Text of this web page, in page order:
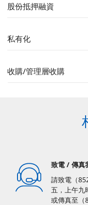
股份抵押融資
私有化
收購/管理層收購
致電 / 傳真
請致電（
五，上午九
或傳真至（